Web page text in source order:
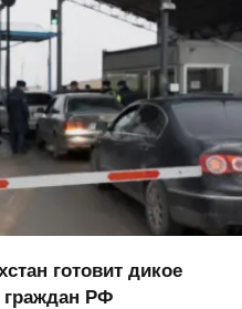
готовит дикое
РФ